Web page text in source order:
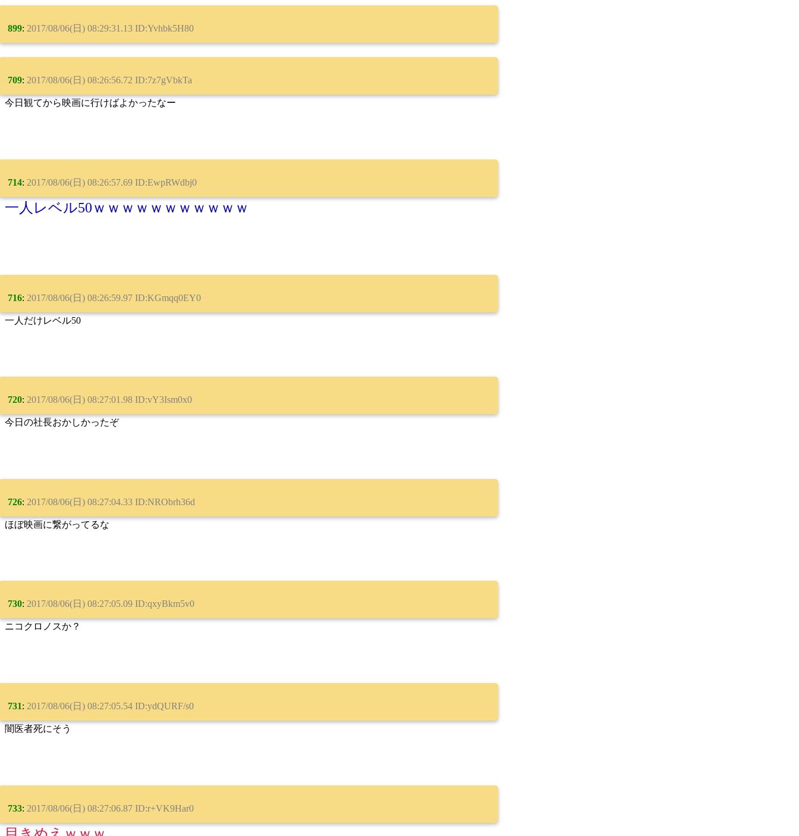
899: 2017/08/06(日) 08:29:31.13 ID:Yvhbk5H80
709: 2017/08/06(日) 08:26:56.72 ID:7z7gVbkTa
今日観てから映画に行けばよかったなー
714: 2017/08/06(日) 08:26:57.69 ID:EwpRWdbj0
一人レベル50ｗｗｗｗｗｗｗｗｗｗｗ
716: 2017/08/06(日) 08:26:59.97 ID:KGmqq0EY0
一人だけレベル50
720: 2017/08/06(日) 08:27:01.98 ID:vY3Ism0x0
今日の社長おかしかったぞ
726: 2017/08/06(日) 08:27:04.33 ID:NRObrh36d
ほぼ映画に繋がってるな
730: 2017/08/06(日) 08:27:05.09 ID:qxyBkm5v0
ニコクロノスか？
731: 2017/08/06(日) 08:27:05.54 ID:ydQURF/s0
闇医者死にそう
733: 2017/08/06(日) 08:27:06.87 ID:r+VK9Har0